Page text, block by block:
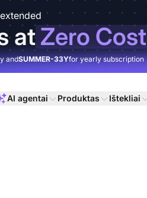
atZero Cost
andSUMMER-33Yfor yearly subscription
AI agentai Produktas Ištekliai